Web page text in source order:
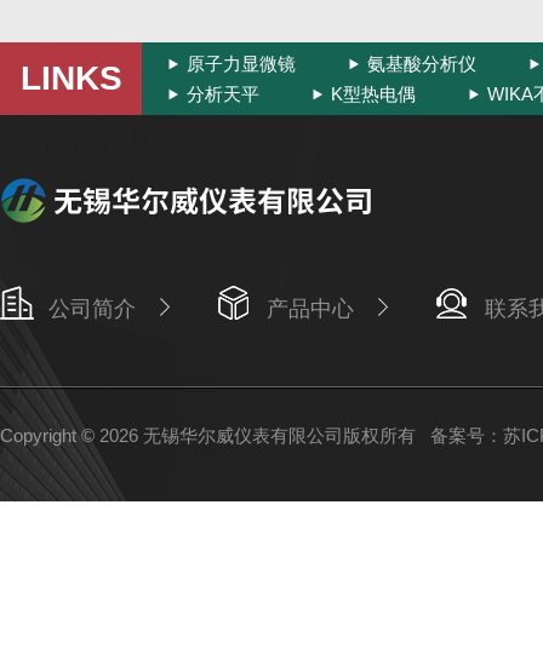
LINKS 原子力显微镜
氨基酸分析仪
分析天平
K型热电偶 WIKA
公司简介 产品中心 联系
Copyright © 2026 无锡华尔威仪表有限公司版权所有 备案号：苏